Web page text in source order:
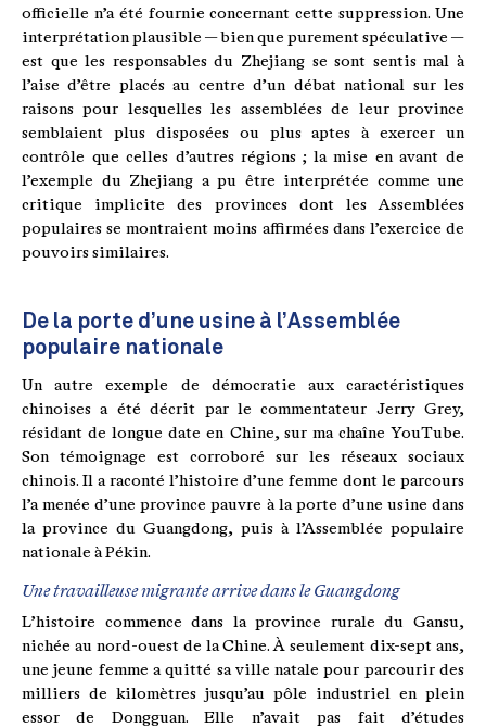
officielle n’a été fournie concernant cette suppression. Une
interprétation plausible — bien que purement spéculative —
est que les responsables du Zhejiang se sont sentis mal à
l’aise d’être placés au centre d’un débat national sur les
raisons pour lesquelles les assemblées de leur province
semblaient plus disposées ou plus aptes à exercer un
contrôle que celles d’autres régions ; la mise en avant de
l’exemple du Zhejiang a pu être interprétée comme une
critique implicite des provinces dont les Assemblées
populaires se montraient moins affirmées dans l’exercice de
pouvoirs similaires.
De la porte d’une usine à l’Assemblée
populaire nationale
Un autre exemple de démocratie aux caractéristiques
chinoises a été décrit par le commentateur Jerry Grey,
résidant de longue date en Chine, sur ma chaîne YouTube.
Son témoignage est corroboré sur les réseaux sociaux
chinois. Il a raconté l’histoire d’une femme dont le parcours
l’a menée d’une province pauvre à la porte d’une usine dans
la province du Guangdong, puis à l’Assemblée populaire
nationale à Pékin.
Une travailleuse migrante arrive dans le Guangdong
L’histoire commence dans la province rurale du Gansu,
nichée au nord-ouest de la Chine. À seulement dix-sept ans,
une jeune femme a quitté sa ville natale pour parcourir des
milliers de kilomètres jusqu’au pôle industriel en plein
essor de Dongguan. Elle n’avait pas fait d’études